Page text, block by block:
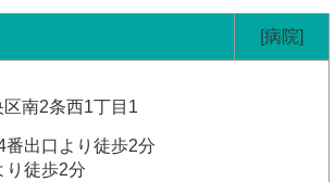
[病院]
南2条西1丁目1
出口より徒歩2分
徒歩2分